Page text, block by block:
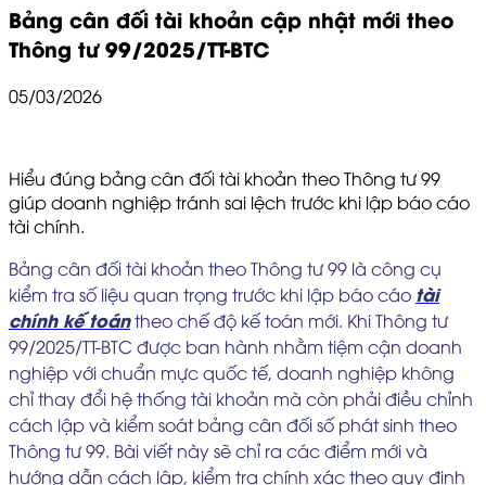
Bảng cân đối tài khoản cập nhật mới theo
Thông tư 99/2025/TT-BTC
05/03/2026
Hiểu đúng bảng cân đối tài khoản theo Thông tư 99
giúp doanh nghiệp tránh sai lệch trước khi lập báo cáo
tài chính.
Bảng cân đối tài khoản theo Thông tư 99 là công cụ
kiểm tra số liệu quan trọng trước khi lập báo cáo tài
chính kế toántheo chế độ kế toán mới. Khi Thông tư
99/2025/TT-BTC được ban hành nhằm tiệm cận doanh
nghiệp với chuẩn mực quốc tế, doanh nghiệp không
chỉ thay đổi hệ thống tài khoản mà còn phải điều chỉnh
cách lập và kiểm soát bảng cân đối số phát sinh theo
Thông tư 99. Bài viết này sẽ chỉ ra các điểm mới và
hướng dẫn cách lập, kiểm tra chính xác theo quy định